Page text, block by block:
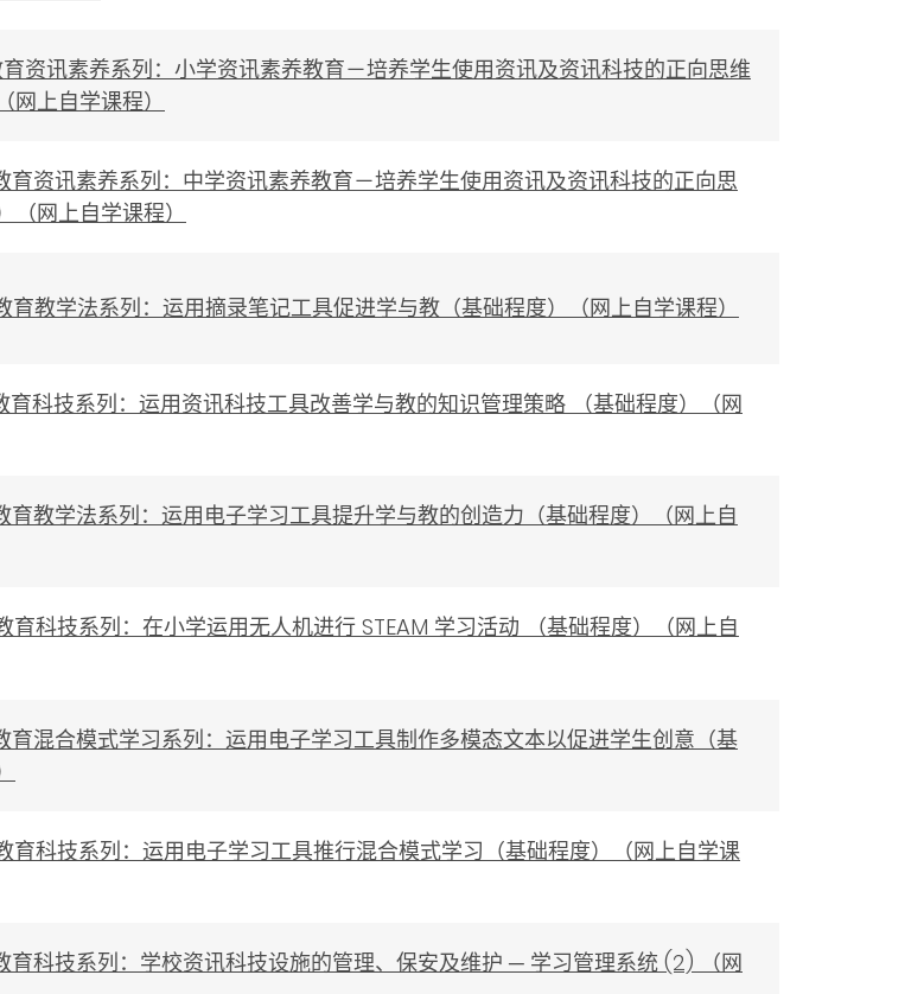
资讯素养系列：小学资讯素养教育－培养学生使用资讯及资讯科技的正向思维
上自学课程）
育资讯素养系列：中学资讯素养教育－培养学生使用资讯及资讯科技的正向思
网上自学课程）
教学法系列：运用摘录笔记工具促进学与教（基础程度）（网上自学课程）
育科技系列：运用资讯科技工具改善学与教的知识管理策略 （基础程度）（网
育教学法系列：运用电子学习工具提升学与教的创造力（基础程度）（网上自
科技系列：在小学运用无人机进行 STEAM 学习活动 （基础程度）（网上自
育混合模式学习系列：运用电子学习工具制作多模态文本以促进学生创意（基
育科技系列：运用电子学习工具推行混合模式学习（基础程度）（网上自学课
育科技系列：学校资讯科技设施的管理、保安及维护 ─ 学习管理系统 (2) （网